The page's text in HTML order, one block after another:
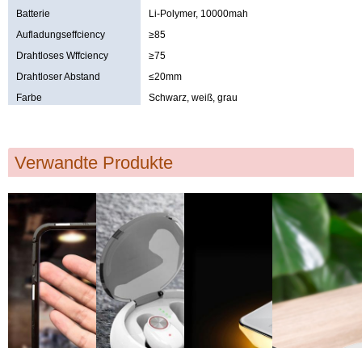
Batterie
Li-Polymer, 10000mah
Aufladungseffciency
≥85
Drahtloses Wffciency
≥75
Drahtloser Abstand
≤20mm
Farbe
Schwarz, weiß, grau
Verwandte Produkte